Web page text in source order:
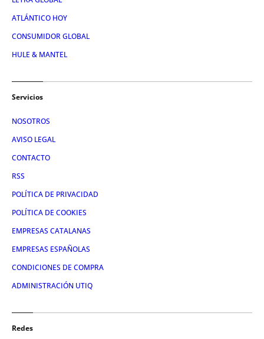
ATLÁNTICO HOY
CONSUMIDOR GLOBAL
HULE & MANTEL
Servicios
NOSOTROS
AVISO LEGAL
CONTACTO
RSS
POLÍTICA DE PRIVACIDAD
POLÍTICA DE COOKIES
EMPRESAS CATALANAS
EMPRESAS ESPAÑOLAS
CONDICIONES DE COMPRA
ADMINISTRACIÓN UTIQ
Redes